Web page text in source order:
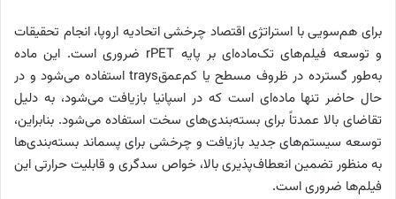
برای هم‌سویی با استراتژی اقتصاد چرخشی اتحادیه اروپا، انجام تحقیقات
و توسعه فیلم‌های تک‌ماده‌ای بر پایه rPET ضروری است. این ماده
به‌طور گسترده در ظروف مسطح یا کم‌عمقtrays استفاده می‌شود و در
حال حاضر تنها ماده‌ای است که در اسپانیا بازیافت می‌شود، به دلیل
تقاضای بالا عمدتاً برای بسته‌بندی‌های سخت استفاده می‌شود. بنابراین،
توسعه سیستم‌های جدید بازیافت و چرخشی برای پسماند بسته‌بندی‌ها
به منظور تضمین انعطاف‌پذیری بالا، خواص سد‌گری و قابلیت حرارتی این
فیلم‌ها ضروری است.